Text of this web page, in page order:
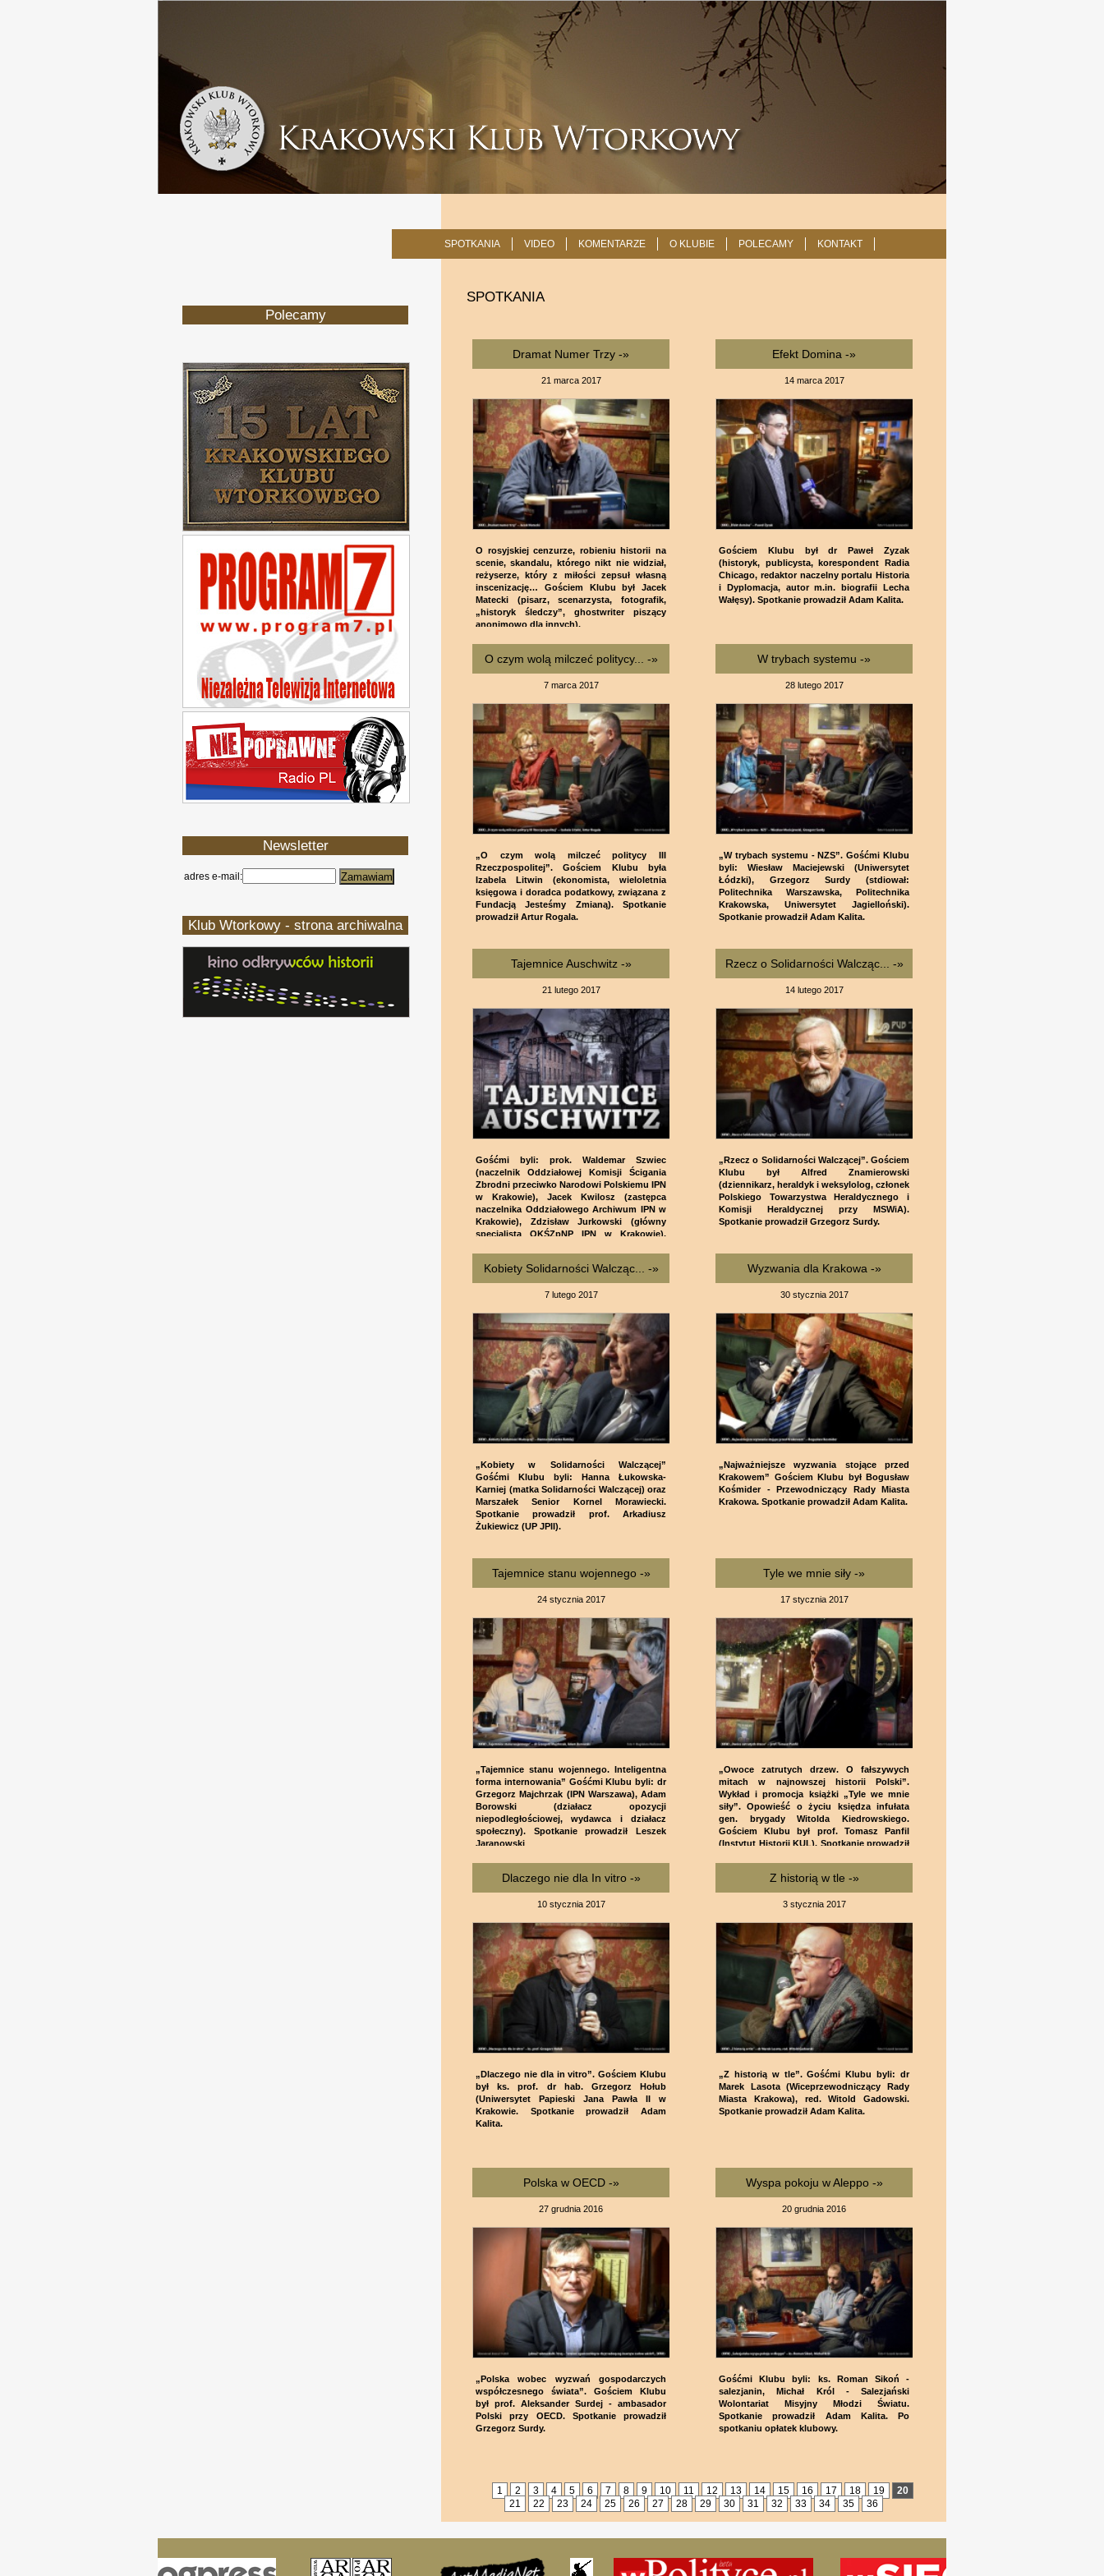
SPOTKANIA VIDEO KOMENTARZE O KLUBIE POLECAMY KONTAKT
Polecamy
Newsletter
adres e-mail:
Klub Wtorkowy - strona archiwalna
SPOTKANIA
Dramat Numer Trzy -»
21 marca 2017
O rosyjskiej cenzurze, robieniu historii na
scenie, skandalu, którego nikt nie widział,
reżyserze, który z miłości zepsuł własną
inscenizację… Gościem Klubu był Jacek
Matecki (pisarz, scenarzysta, fotografik,
„historyk śledczy”, ghostwriter piszący
anonimowo dla innych).
Efekt Domina -»
14 marca 2017
Gościem Klubu był dr Paweł Zyzak
(historyk, publicysta, korespondent Radia
Chicago, redaktor naczelny portalu Historia
i Dyplomacja, autor m.in. biografii Lecha
Wałęsy). Spotkanie prowadził Adam Kalita.
O czym wolą milczeć politycy... -»
7 marca 2017
„O czym wolą milczeć politycy III
Rzeczpospolitej”. Gościem Klubu była
Izabela Litwin (ekonomista, wieloletnia
księgowa i doradca podatkowy, związana z
Fundacją Jesteśmy Zmianą). Spotkanie
prowadził Artur Rogala.
W trybach systemu -»
28 lutego 2017
„W trybach systemu - NZS”. Gośćmi Klubu
byli: Wiesław Maciejewski (Uniwersytet
Łódzki), Grzegorz Surdy (stdiował:
Politechnika Warszawska, Politechnika
Krakowska, Uniwersytet Jagielloński).
Spotkanie prowadził Adam Kalita.
Tajemnice Auschwitz -»
21 lutego 2017
Gośćmi byli: prok. Waldemar Szwiec
(naczelnik Oddziałowej Komisji Ścigania
Zbrodni przeciwko Narodowi Polskiemu IPN
w Krakowie), Jacek Kwilosz (zastępca
naczelnika Oddziałowego Archiwum IPN w
Krakowie), Zdzisław Jurkowski (główny
specjalista OKŚZpNP IPN w Krakowie).
Rzecz o Solidarności Walcząc... -»
14 lutego 2017
„Rzecz o Solidarności Walczącej”. Gościem
Klubu był Alfred Znamierowski
(dziennikarz, heraldyk i weksylolog, członek
Polskiego Towarzystwa Heraldycznego i
Komisji Heraldycznej przy MSWiA).
Spotkanie prowadził Grzegorz Surdy.
Kobiety Solidarności Walcząc... -»
7 lutego 2017
„Kobiety w Solidarności Walczącej”
Gośćmi Klubu byli: Hanna Łukowska-
Karniej (matka Solidarności Walczącej) oraz
Marszałek Senior Kornel Morawiecki.
Spotkanie prowadził prof. Arkadiusz
Żukiewicz (UP JPII).
Wyzwania dla Krakowa -»
30 stycznia 2017
„Najważniejsze wyzwania stojące przed
Krakowem” Gościem Klubu był Bogusław
Kośmider - Przewodniczący Rady Miasta
Krakowa. Spotkanie prowadził Adam Kalita.
Tajemnice stanu wojennego -»
24 stycznia 2017
„Tajemnice stanu wojennego. Inteligentna
forma internowania” Gośćmi Klubu byli: dr
Grzegorz Majchrzak (IPN Warszawa), Adam
Borowski (działacz opozycji
niepodległościowej, wydawca i działacz
społeczny). Spotkanie prowadził Leszek
Jaranowski
Tyle we mnie siły -»
17 stycznia 2017
„Owoce zatrutych drzew. O fałszywych
mitach w najnowszej historii Polski”.
Wykład i promocja książki „Tyle we mnie
siły”. Opowieść o życiu księdza infułata
gen. brygady Witolda Kiedrowskiego.
Gościem Klubu był prof. Tomasz Panfil
(Instytut Historii KUL). Spotkanie prowadził
Dlaczego nie dla In vitro -»
10 stycznia 2017
„Dlaczego nie dla in vitro”. Gościem Klubu
był ks. prof. dr hab. Grzegorz Hołub
(Uniwersytet Papieski Jana Pawła II w
Krakowie. Spotkanie prowadził Adam
Kalita.
Z historią w tle -»
3 stycznia 2017
„Z historią w tle”. Gośćmi Klubu byli: dr
Marek Lasota (Wiceprzewodniczący Rady
Miasta Krakowa), red. Witold Gadowski.
Spotkanie prowadził Adam Kalita.
Polska w OECD -»
27 grudnia 2016
„Polska wobec wyzwań gospodarczych
współczesnego świata”. Gościem Klubu
był prof. Aleksander Surdej - ambasador
Polski przy OECD. Spotkanie prowadził
Grzegorz Surdy.
Wyspa pokoju w Aleppo -»
20 grudnia 2016
Gośćmi Klubu byli: ks. Roman Sikoń -
salezjanin, Michał Król - Salezjański
Wolontariat Misyjny Młodzi Światu.
Spotkanie prowadził Adam Kalita. Po
spotkaniu opłatek klubowy.
1 2 3 4 5 6 7 8 9 10 11 12 13 14 15 16 17 18 19
20
21
22 23 24 25 26 27 28 29 30 31 32 33 34 35 36